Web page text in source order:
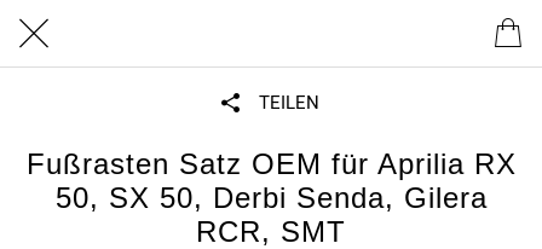
TEILEN
Fußrasten Satz OEM für Aprilia RX
50, SX 50, Derbi Senda, Gilera
RCR, SMT